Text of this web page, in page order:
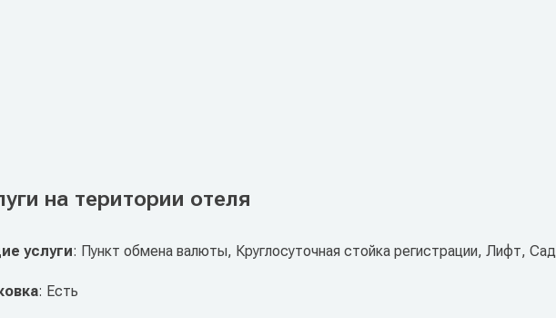
на територии отеля
услуги: Пункт обмена валюты, Круглосуточная стойка регистрации, Лифт, Сад
: Есть